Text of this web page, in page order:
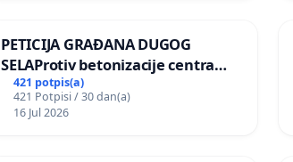
PETICIJA GRAĐANA DUGOG
SELAProtiv betonizacije centra
grada i za očuvanje postojećih
zelenih površina i odraslih stabala
pri donošenju izmjena
421 potpis(a)
421 Potpisi / 30 dan(a)
16 Jul 2026